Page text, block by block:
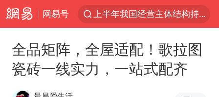
网易号
上半年我国经营主体结构持续优化
《披荆斩棘2026》阵容官宣
全品矩阵，全屋适配！歌拉图
瓷砖一线实力，一站式配齐